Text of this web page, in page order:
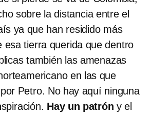
sobre la distancia entre el
ya que han residido más
esa tierra querida que dentro
también las amenazas
en las que
Petro. No hay aquí ninguna
Hay un patrón y el